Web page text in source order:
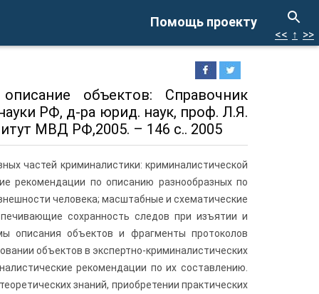
Помощь проекту
<< ↑ >>
объектов: Справочник
РФ, д-ра юрид. наук, проф. Л.Я.
МВД РФ,2005. – 146 с.. 2005
частей криминалистики: криминалистической
рекомендации по описанию разнообразных по
человека; масштабные и схематические
сохранность следов при изъятии и
описания объектов и фрагменты протоколов
объектов в экспертно-криминалистических
рекомендации по их составлению.
знаний, приобретении практических